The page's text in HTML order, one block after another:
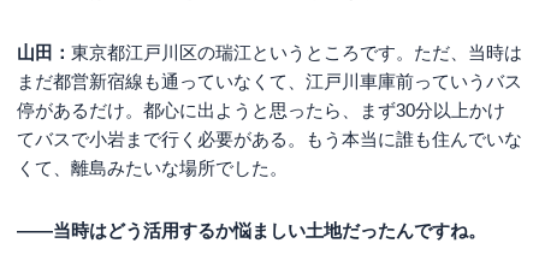
山田： 東京都江戸川区の瑞江というところです。ただ、当時は
まだ都営新宿線も通っていなくて、江戸川車庫前っていうバス
停があるだけ。都心に出ようと思ったら、まず30分以上かけ
てバスで小岩まで行く必要がある。もう本当に誰も住んでいな
くて、離島みたいな場所でした。
――当時はどう活用するか悩ましい土地だったんですね。